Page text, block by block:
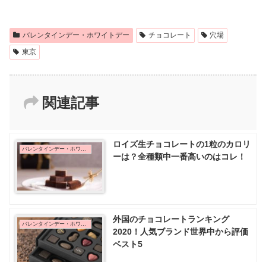
バレンタインデー・ホワイトデー チョコレート
穴場
東京
関連記事
バレンタインデー・ホワイトデー
ロイズ生チョコレートの1粒のカロリ
ーは？全種類中一番高いのはコレ！
外国のチョコレートランキング
2020！人気ブランド世界中から評価
ベスト5